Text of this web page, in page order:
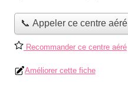
📞 Appeler ce centre aéré
Recommander ce centre aéré
Améliorer cette fiche